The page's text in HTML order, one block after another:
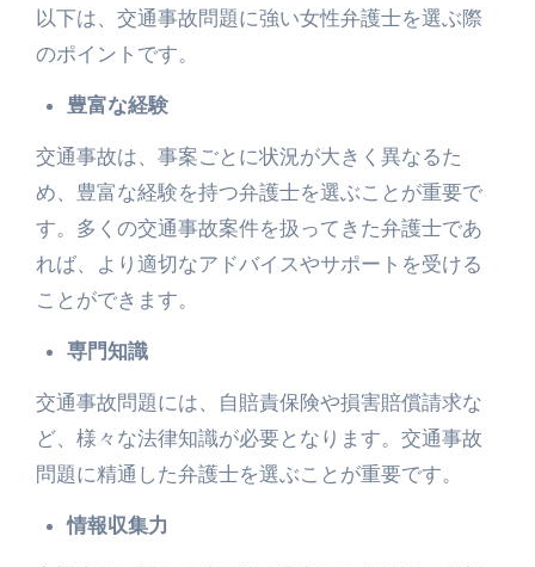
以下は、交通事故問題に強い女性弁護士を選ぶ際
のポイントです。
豊富な経験
交通事故は、事案ごとに状況が大きく異なるた
め、豊富な経験を持つ弁護士を選ぶことが重要で
す。多くの交通事故案件を扱ってきた弁護士であ
れば、より適切なアドバイスやサポートを受ける
ことができます。
専門知識
交通事故問題には、自賠責保険や損害賠償請求な
ど、様々な法律知識が必要となります。交通事故
問題に精通した弁護士を選ぶことが重要です。
情報収集力